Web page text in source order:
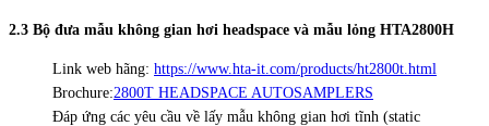
2.3 Bộ đưa mẫu không gian hơi headspace và mẫu lỏng HTA2800H
Link web hãng: https://www.hta-it.com/products/ht2800t.html
Brochure:2800T HEADSPACE AUTOSAMPLERS
Đáp ứng các yêu cầu về lấy mẫu không gian hơi tĩnh (static